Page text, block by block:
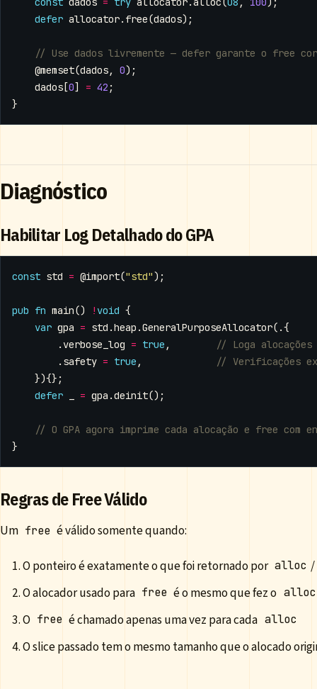
defer allocator. free(dados);
@memset(dados, 0);
dados [0] = 42 ;
}
Diagnóstico
Habilitar Log Detalhado do GPA
const std = @import("std" );
pub fn main() ! void {
var gpa = std .heap .GeneralPurposeAllocator(.{
. verbose_log = true ,
. safety = true ,
}){};
defer
= gpa .deinit();
}
Regras de Free Válido
Um free é válido somente quando:
O ponteiro é exatamente o que foi retornado por alloc /
O alocador usado para free é o mesmo que fez o alloc
O free é chamado apenas uma vez para cada alloc
O slice passado tem o mesmo tamanho que o alocado